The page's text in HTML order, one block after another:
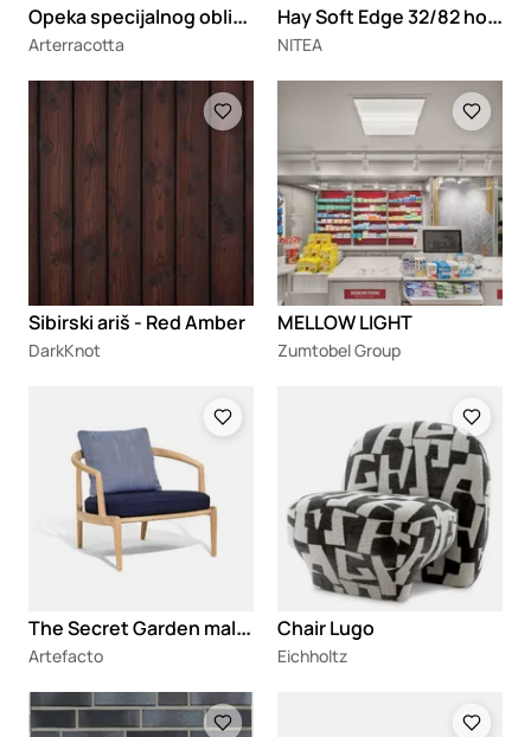
O
peka specijalnog oblika Concave brick
Arterracotta
H
ay Soft Edge 32/82 hoklica
NITEA
Loading
Sibirski ariš - Red Amber
DarkKnot
MELLOW LIGHT
Zumtobel Group
T
he Secret Garden mala fotelja
Artefacto
Chair Lugo
Eichholtz
Loading